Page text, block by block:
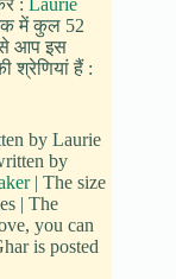
में कुल 52
से आप इस
श्रेणियां हैं :
by Laurie
by
| The size
| The
you can
is posted